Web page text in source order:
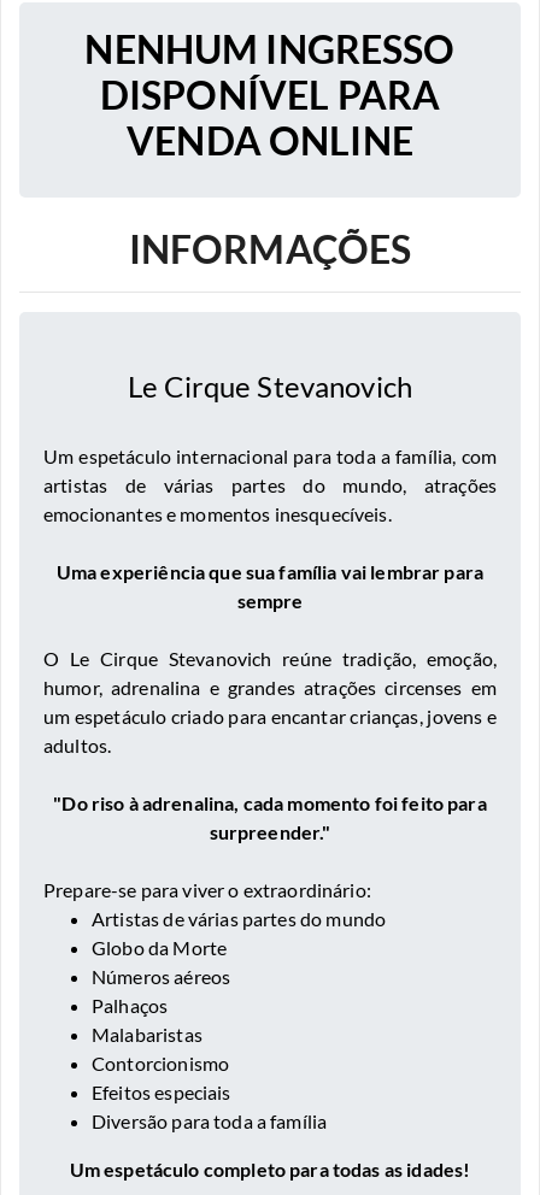
NENHUM INGRESSO
DISPONÍVEL PARA
VENDA ONLINE
INFORMAÇÕES
Le Cirque Stevanovich
Um espetáculo internacional para toda a família, com
artistas de várias partes do mundo, atrações
emocionantes e momentos inesquecíveis.
Uma experiência que sua família vai lembrar para
sempre
O Le Cirque Stevanovich reúne tradição, emoção,
humor, adrenalina e grandes atrações circenses em
um espetáculo criado para encantar crianças, jovens e
adultos.
"Do riso à adrenalina, cada momento foi feito para
surpreender."
Prepare-se para viver o extraordinário:
Artistas de várias partes do mundo
Globo da Morte
Números aéreos
Palhaços
Malabaristas
Contorcionismo
Efeitos especiais
Diversão para toda a família
Um espetáculo completo para todas as idades!